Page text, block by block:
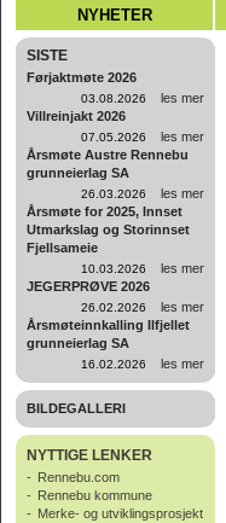
NYHETER
SISTE
Førjaktmøte 2026
03.08.2026
les mer
Villreinjakt 2026
07.05.2026
les mer
Årsmøte Austre Rennebu
grunneierlag SA
26.03.2026
les mer
Årsmøte for 2025, Innset
Utmarkslag og Storinnset
Fjellsameie
10.03.2026
les mer
JEGERPRØVE 2026
26.02.2026
les mer
Årsmøteinnkalling Ilfjellet
grunneierlag SA
16.02.2026 les mer
BILDEGALLERI
NYTTIGE LENKER
- Rennebu.com
- Rennebu kommune
- Merke- og utviklingsprosjekt